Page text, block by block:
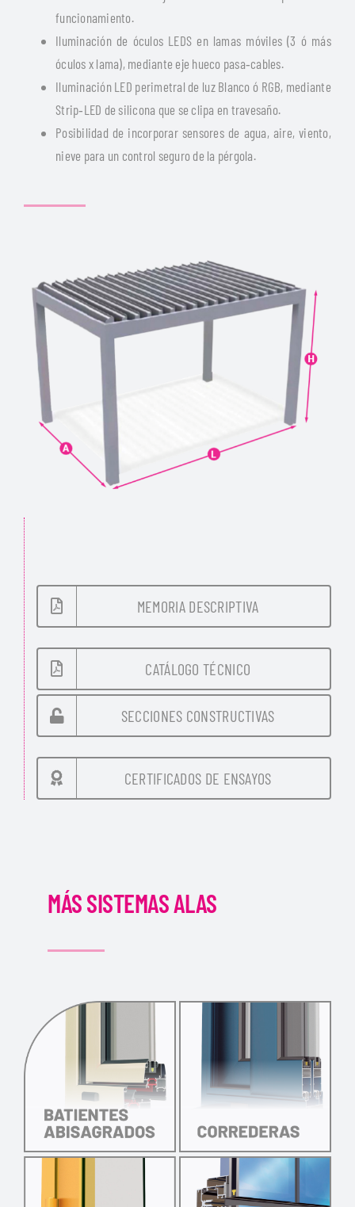
funcionamiento.
Iluminación de óculos LEDS en lamas móviles (3 ó más
óculos x lama), mediante eje hueco pasa‐cables.
Iluminación LED perimetral de luz Blanco ó RGB, mediante
Strip‐LED de silicona que se clipa en travesaño.
Posibilidad de incorporar sensores de agua, aire, viento,
nieve para un control seguro de la pérgola.
MEMORIA DESCRIPTIVA
CATÁLOGO TÉCNICO
SECCIONES CONSTRUCTIVAS
CERTIFICADOS DE ENSAYOS
MÁS SISTEMAS ALAS